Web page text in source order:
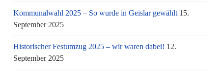
Kommunalwahl 2025 – So wurde in Geislar gewählt 15.
September 2025
Historischer Festumzug 2025 – wir waren dabei! 12.
September 2025